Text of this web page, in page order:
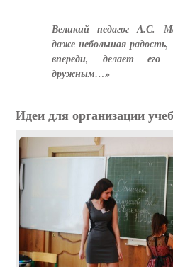
Великий педагог А.С.
даже небольшая
впереди, делает его
дружным…»
Идеи для организации